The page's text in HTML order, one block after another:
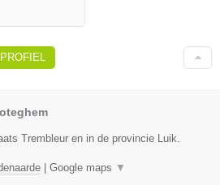
Trembleur en in de provincie Luik.
Google maps ▼